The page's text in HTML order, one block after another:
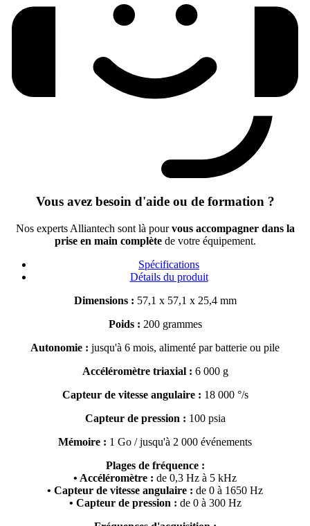
Vous avez besoin d'aide ou de formation ?
Nos experts Alliantech sont là pourvous accompagner dans la
prise en main complètede votre équipement.
Spécifications
Détails du produit
Dimensions : 57,1 x 57,1 x 25,4 mm
Poids : 200 grammes
Autonomie : jusqu'à 6 mois, alimenté par batterie ou pile
Accéléromètre triaxial : 6 000 g
Capteur de vitesse angulaire : 18 000 °/s
Capteur de pression : 100 psia
Mémoire : 1 Go / jusqu'à 2 000 événements
Plages de fréquence :
• Accéléromètre : de 0,3 Hz à 5 kHz
• Capteur de vitesse angulaire : de 0 à 1650 Hz
• Capteur de pression : de 0 à 300 Hz